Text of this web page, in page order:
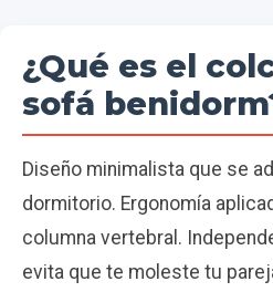
¿Qué es el
sofá
Diseño minimalista que se
dormitorio. Ergonomía
columna vertebral.
evita que te moleste tu